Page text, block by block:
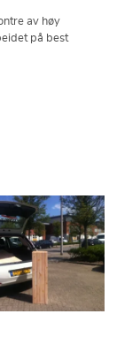
av høy
på best